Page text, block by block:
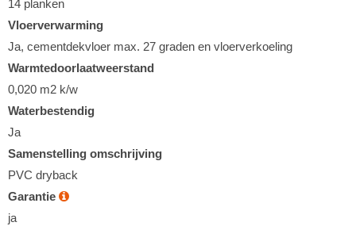
14 planken
Vloerverwarming
Ja, cementdekvloer max. 27 graden en vloerverkoeling
Warmtedoorlaatweerstand
0,020 m2 k/w
Waterbestendig
Ja
Samenstelling omschrijving
PVC dryback
Garantie
ja